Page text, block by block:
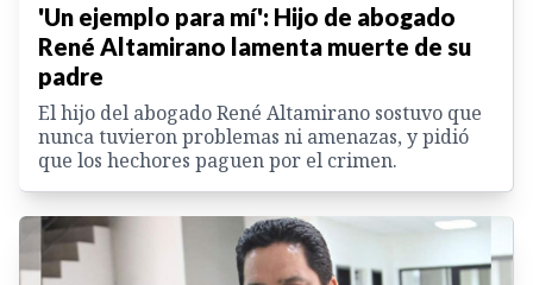
'Un ejemplo para mí': Hijo de abogado
René Altamirano lamenta muerte de su
padre
El hijo del abogado René Altamirano sostuvo que
nunca tuvieron problemas ni amenazas, y pidió
que los hechores paguen por el crimen.